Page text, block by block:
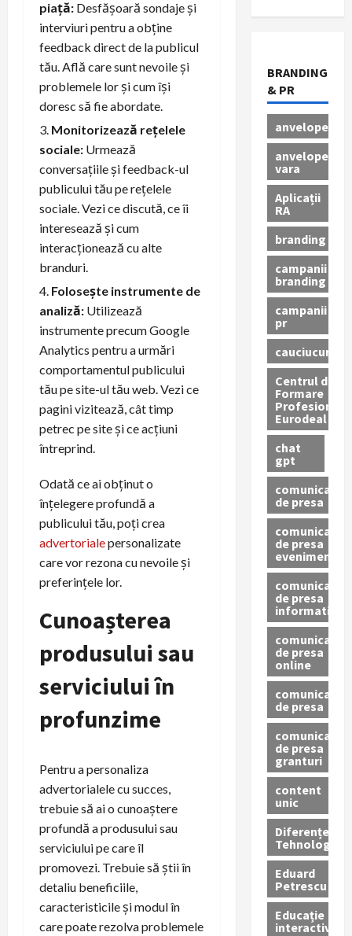
piață: Desfășoară sondaje și
interviuri pentru a obține
feedback direct de la publicul
tău. Află care sunt nevoile și
problemele lor și cum își
doresc să fie abordate.
Monitorizează rețelele
sociale: Urmează
conversațiile și feedback-ul
publicului tău pe rețelele
sociale. Vezi ce discută, ce îi
interesează și cum
interacționează cu alte
branduri.
Folosește instrumente de
analiză: Utilizează
instrumente precum Google
Analytics pentru a urmări
comportamentul publicului
tău pe site-ul tău web. Vezi ce
pagini vizitează, cât timp
petrec pe site și ce acțiuni
întreprind.
Odată ce ai obținut o
înțelegere profundă a
publicului tău, poți crea
advertorialepersonalizate
care vor rezona cu nevoile și
preferințele lor.
Cunoașterea
produsului sau
serviciului în
profunzime
Pentru a personaliza
advertorialele cu succes,
trebuie să ai o cunoaștere
profundă a produsului sau
serviciului pe care îl
promovezi. Trebuie să știi în
detaliu beneficiile,
caracteristicile și modul în
care poate rezolva problemele
BRANDING
& PR
anvelope
anvelope
vara
Aplicații
RA
branding
campanii
branding
campanii
pr
cauciucuri
Centrul de
Formare
Profesionala
Eurodeal
chat
gpt
comunicat
de presa
comunicat
de presa
eveniment
comunicat
de presa
informativ
comunicat
de presa
online
comunicate
de presa
comunicate
de presa
granturi
content
unic
Diferențe
Tehnologice
Eduard
Petrescu
Educație
interactivă